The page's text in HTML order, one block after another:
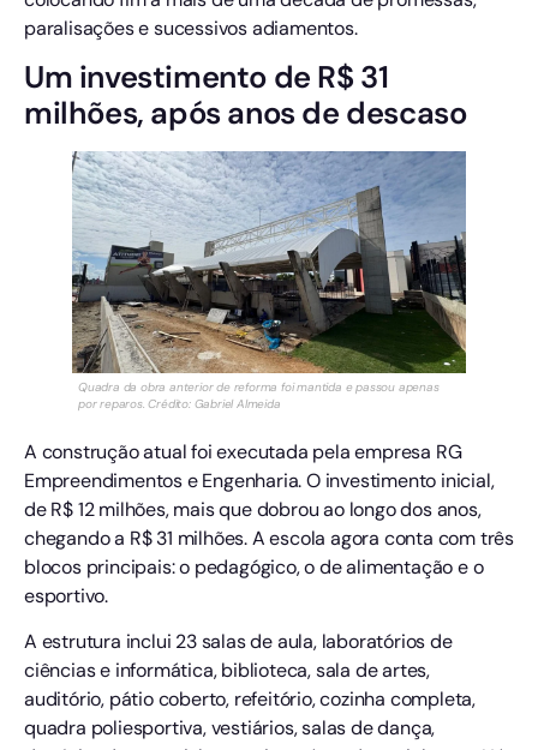
paralisações e sucessivos adiamentos.
Um investimento de R$ 31
milhões, após anos de descaso
Quadra da obra anterior de reforma foi mantida e passou apenas
por reparos. Crédito: Gabriel Almeida
A construção atual foi executada pela empresa RG
Empreendimentos e Engenharia. O investimento inicial,
de R$ 12 milhões, mais que dobrou ao longo dos anos,
chegando a R$ 31 milhões. A escola agora conta com três
blocos principais: o pedagógico, o de alimentação e o
esportivo.
A estrutura inclui 23 salas de aula, laboratórios de
ciências e informática, biblioteca, sala de artes,
auditório, pátio coberto, refeitório, cozinha completa,
quadra poliesportiva, vestiários, salas de dança,